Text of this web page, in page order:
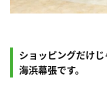
ショッピングだけ
海浜幕張です。